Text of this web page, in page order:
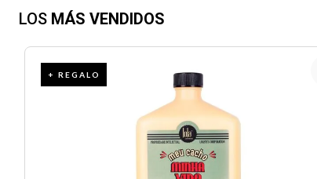
LOS MÁS VENDIDOS
+ REGALO